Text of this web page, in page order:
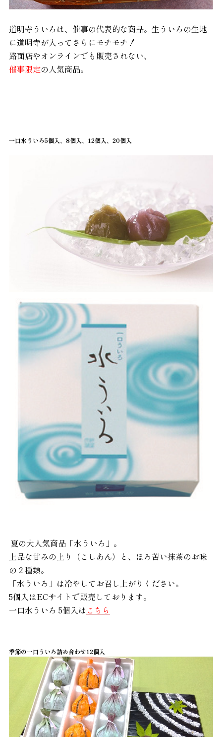
道明寺ういろは、催事の代表的な商品。生ういろの生地
に道明寺が入ってさらにモチモチ！
路面店やオンラインでも販売されない、
催事限定の人気商品。
一口水ういろ5個入、8個入、12個入、20個入
夏の大人気商品「水ういろ」。
上品な甘みの上り（こしあん）と、ほろ苦い抹茶のお味
の ２種類。
「水ういろ」は冷やしてお召し上がりください。
5個入はECサイトで販売しております。
一口水ういろ 5個入は こちら
季節の一口ういろ詰め合わせ12個入